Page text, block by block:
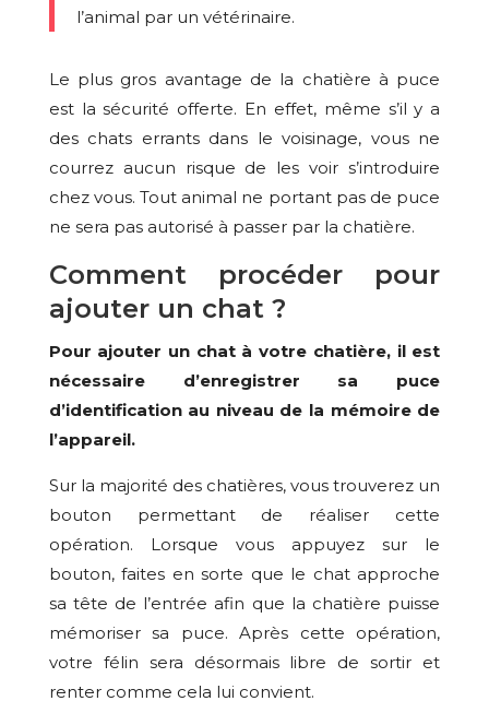
l’animal par un vétérinaire.
Le plus gros avantage de la chatière à puce
est la sécurité offerte. En effet, même s’il y a
des chats errants dans le voisinage, vous ne
courrez aucun risque de les voir s’introduire
chez vous. Tout animal ne portant pas de puce
ne sera pas autorisé à passer par la chatière.
Comment procéder pour
ajouter un chat ?
Pour ajouter un chat à votre chatière, il est
nécessaire d’enregistrer sa puce
d’identification au niveau de la mémoire de
l’appareil.
Sur la majorité des chatières, vous trouverez un
bouton permettant de réaliser cette
opération. Lorsque vous appuyez sur le
bouton, faites en sorte que le chat approche
sa tête de l’entrée afin que la chatière puisse
mémoriser sa puce. Après cette opération,
votre félin sera désormais libre de sortir et
renter comme cela lui convient.